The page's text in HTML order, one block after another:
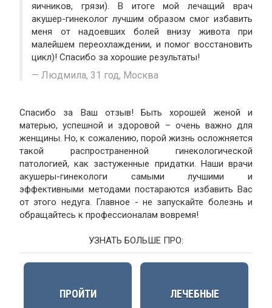
яичников, грязи). В итоге мой лечащий врач
акушер-гинеколог лучшим образом смог избавить
меня от надоевших болей внизу живота при
малейшем переохлаждении, и помог восстановить
цикл)! Спасибо за хорошие результаты!
Людмила, 31 год, Москва
Спасибо за Ваш отзыв! Быть хорошей женой и
матерью, успешной и здоровой – очень важно для
женщины. Но, к сожалению, порой жизнь осложняется
такой распространенной гинекологической
патологией, как застуженные придатки. Наши врачи
акушеры-гинекологи самыми лучшими и
эффективными методами постараются избавить Вас
от этого недуга. Главное - не запускайте болезнь и
обращайтесь к профессионалам вовремя!
УЗНАТЬ БОЛЬШЕ ПРО:
ПРОЙТИ
ЛЕЧЕБНЫЕ